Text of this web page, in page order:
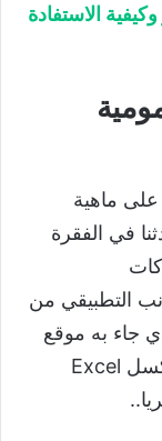
الاستفادة
على ماهية
في الفقرة
التطبيقي من
جاء به موقع
” في مقالة اليوم بصيغة الاكسل Excel